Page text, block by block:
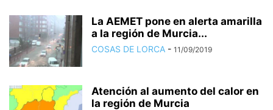
La AEMET pone en alerta amarilla
a la región de Murcia...
COSAS DE LORCA - 11/09/2019
Atención al aumento del calor en
la región de Murcia